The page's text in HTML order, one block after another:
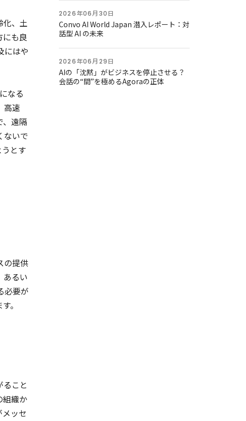
化、土
にも良
にはや
なる
高速
、遠隔
ないで
とす
の提供
あるい
必要が
。
こと
組織か
ッセ
2026年06月30日
Convo AI World Japan 潜入レポート：対
話型 AI の未来
2026年06月29日
AIの「沈黙」がビジネスを停止させる？
会話の“間”を極めるAgoraの正体